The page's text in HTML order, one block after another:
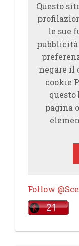
Questo
le sue
negare il
cookie
questo
pagina
Follow